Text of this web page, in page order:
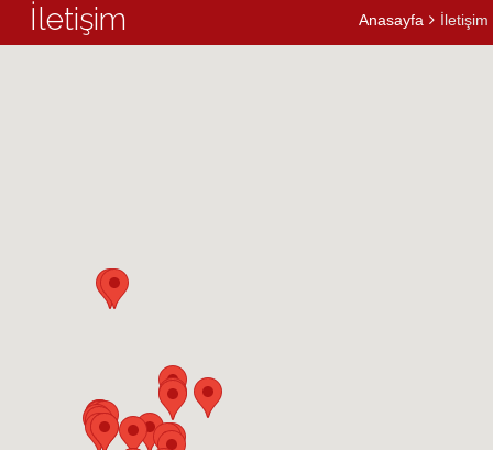
İletişim Anasayfa İletişim